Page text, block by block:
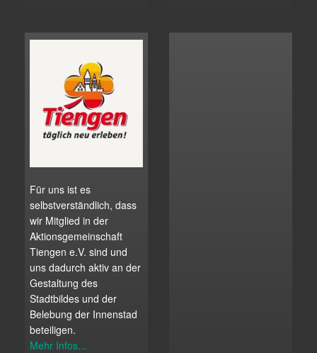
Für uns ist es
selbstverständlich, dass
wir Mitglied in der
Aktionsgemeinschaft
Tiengen e.V. sind und
uns dadurch aktiv an der
Gestaltung des
Stadtbildes und der
Belebung der Innenstad
beteiligen.
Mehr Infos...